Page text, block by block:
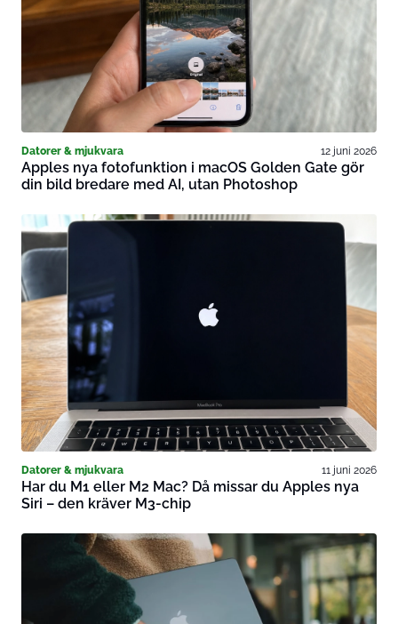
Datorer & mjukvara 12 juni 2026
Apples nya fotofunktion i macOS Golden Gate gör
din bild bredare med AI, utan Photoshop
Datorer & mjukvara 11 juni 2026
Har du M1 eller M2 Mac? Då missar du Apples nya
Siri – den kräver M3-chip